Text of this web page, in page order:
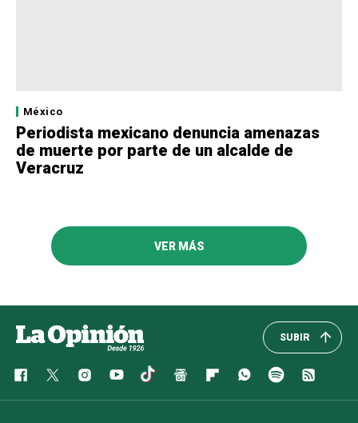
México
Periodista mexicano denuncia amenazas
de muerte por parte de un alcalde de
Veracruz
VER MÁS
SUBIR